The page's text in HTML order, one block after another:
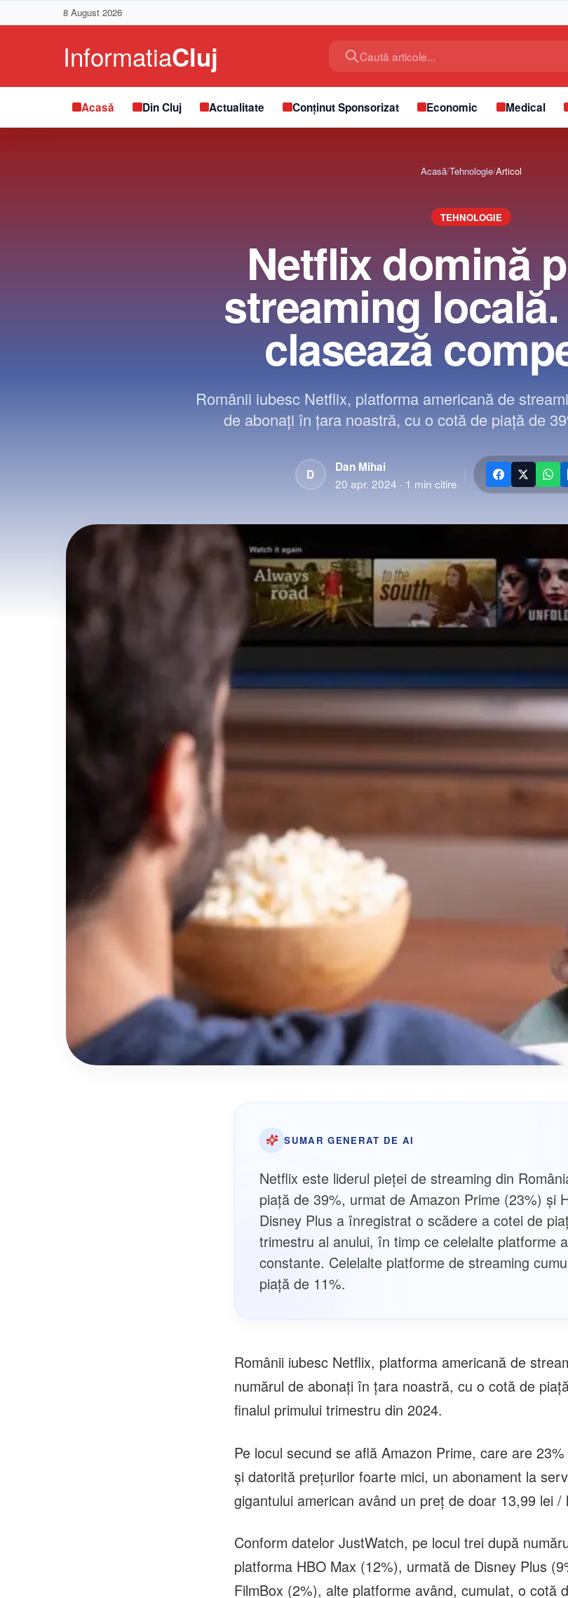
8 August 2026
Caută articole...
Acasă Din Cluj Actualitate Conținut Sponsorizat Economic Medical
Acasă/Tehnologie/Articol
TEHNOLOGIE
Netflix domină
streaming
clasează
Românii iubesc Netflix, platforma americană de
de abonați în țara noastră, cu o cotă de piață de
D
Dan Mihai
20 apr. 2024 · 1 min citire
|
SUMAR GENERAT DE AI
Netflix este liderul pieței de streaming din
piață de 39%, urmat de Amazon Prime (23%) și
Disney Plus a înregistrat o scădere a cotei de
trimestru al anului, în timp ce celelalte platforme
constante. Celelalte platforme de streaming
piață de 11%.
Românii iubesc Netflix, platforma americană de
numărul de abonați în țara noastră, cu o cotă de
finalul primului trimestru din 2024.
Pe locul secund se află Amazon Prime, care are
și datorită prețurilor foarte mici, un abonament la
gigantului american având un preț de doar 13,99 lei /
Conform datelor JustWatch, pe locul trei după
platforma HBO Max (12%), urmată de Disney Plus
FilmBox (2%), alte platforme având, cumulat, o cotă